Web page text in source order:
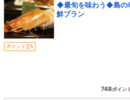
◆最旬を味わう◆島の
鮮プラン
ポイント 2%
748ポイン